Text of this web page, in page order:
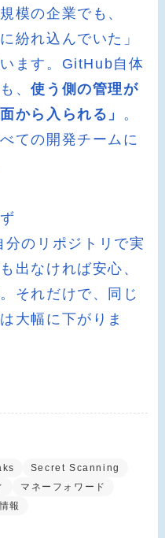
模の企業でも、
紛れ込んでいた」
ます。GitHub自体
、使う側の管理が
から入られる」 。
ての開発チームに
分のリポジトリで実
出なければ安心、
それだけで、同じ
大幅に下がりま
Secret Scanning
マネーフォワード
報